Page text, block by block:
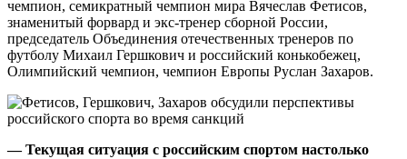
чемпион, семикратный чемпион мира Вячеслав Фетисов,
знаменитый форвард и экс-тренер сборной России,
председатель Объединения отечественных тренеров по
футболу Михаил Гершкович и российский конькобежец,
Олимпийский чемпион, чемпион Европы Руслан Захаров.
— Текущая ситуация с российским спортом настолько